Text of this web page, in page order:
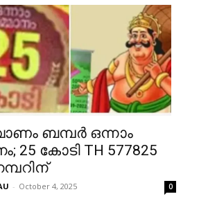
ബമ്പർ ഒന്നാം
25 കോടി TH 577825
- October 4, 2025 0